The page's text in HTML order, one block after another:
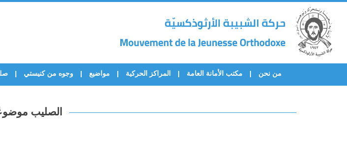
من نحن مكتب الأمانة العامة المراكز الحركية مواضيع وجوه من كنيستي
الصليب